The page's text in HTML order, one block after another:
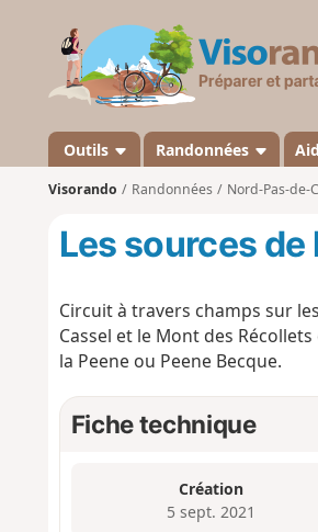
Outils Randonnées
Visorando Randonnées Nord-Pas-de-
Les sources
Circuit à travers champs sur
Cassel et le Mont des
la Peene ou Peene Becque.
Fiche technique
Création
5 sept. 2021